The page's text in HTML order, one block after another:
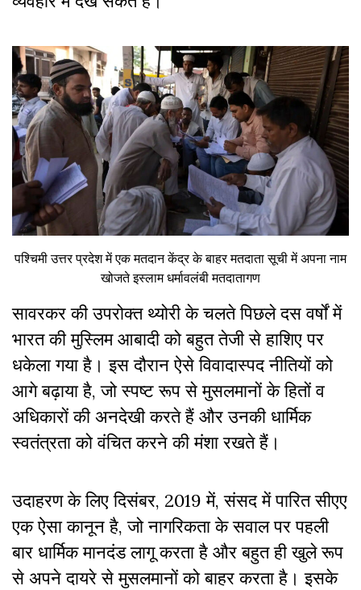
पश्चिमी उत्तर प्रदेश में एक मतदान केंद्र के बाहर मतदाता सूची में अपना नाम
खोजते इस्लाम धर्मावलंबी मतदातागण
सावरकर की उपरोक्त थ्योरी के चलते पिछले दस वर्षों में
भारत की मुस्लिम आबादी को बहुत तेजी से हाशिए पर
धकेला गया है। इस दौरान ऐसे विवादास्पद नीतियों को
आगे बढ़ाया है, जो स्पष्ट रूप से मुसलमानों के हितों व
अधिकारों की अनदेखी करते हैं और उनकी धार्मिक
स्वतंत्रता को वंचित करने की मंशा रखते हैं।
उदाहरण के लिए दिसंबर, 2019 में, संसद में पारित सीएए
एक ऐसा कानून है, जो नागरिकता के सवाल पर पहली
बार धार्मिक मानदंड लागू करता है और बहुत ही खुले रूप
से अपने दायरे से मुसलमानों को बाहर करता है। इसके